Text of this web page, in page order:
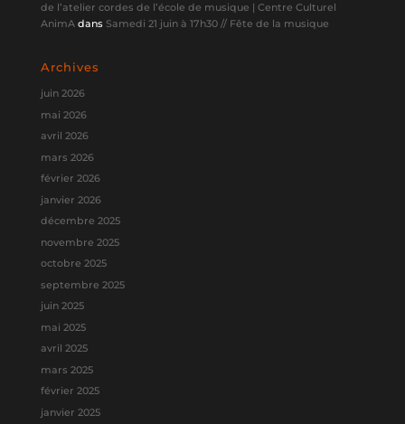
de l’atelier cordes de l’école de musique | Centre Culturel
AnimAdans Samedi 21 juin à 17h30 // Fête de la musique
Archives
juin 2026
mai 2026
avril 2026
mars 2026
février 2026
janvier 2026
décembre 2025
novembre 2025
octobre 2025
septembre 2025
juin 2025
mai 2025
avril 2025
mars 2025
février 2025
janvier 2025